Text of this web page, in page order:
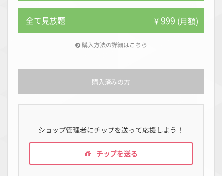
全て見放題 ¥999 (月額)
購入方法の詳細はこちら
購入済みの方
ショップ管理者にチップを送って応援しよう！
チップを送る